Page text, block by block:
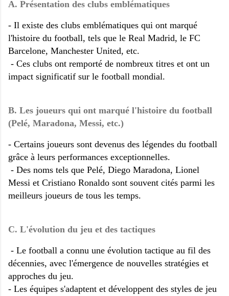
A. Présentation des clubs emblématiques
- Il existe des clubs emblématiques qui ont marqué
l'histoire du football, tels que le Real Madrid, le FC
Barcelone, Manchester United, etc.
- Ces clubs ont remporté de nombreux titres et ont un
impact significatif sur le football mondial.
B. Les joueurs qui ont marqué l'histoire du football
(Pelé, Maradona, Messi, etc.)
- Certains joueurs sont devenus des légendes du football
grâce à leurs performances exceptionnelles.
- Des noms tels que Pelé, Diego Maradona, Lionel
Messi et Cristiano Ronaldo sont souvent cités parmi les
meilleurs joueurs de tous les temps.
C. L'évolution du jeu et des tactiques
- Le football a connu une évolution tactique au fil des
décennies, avec l'émergence de nouvelles stratégies et
approches du jeu.
- Les équipes s'adaptent et développent des styles de jeu